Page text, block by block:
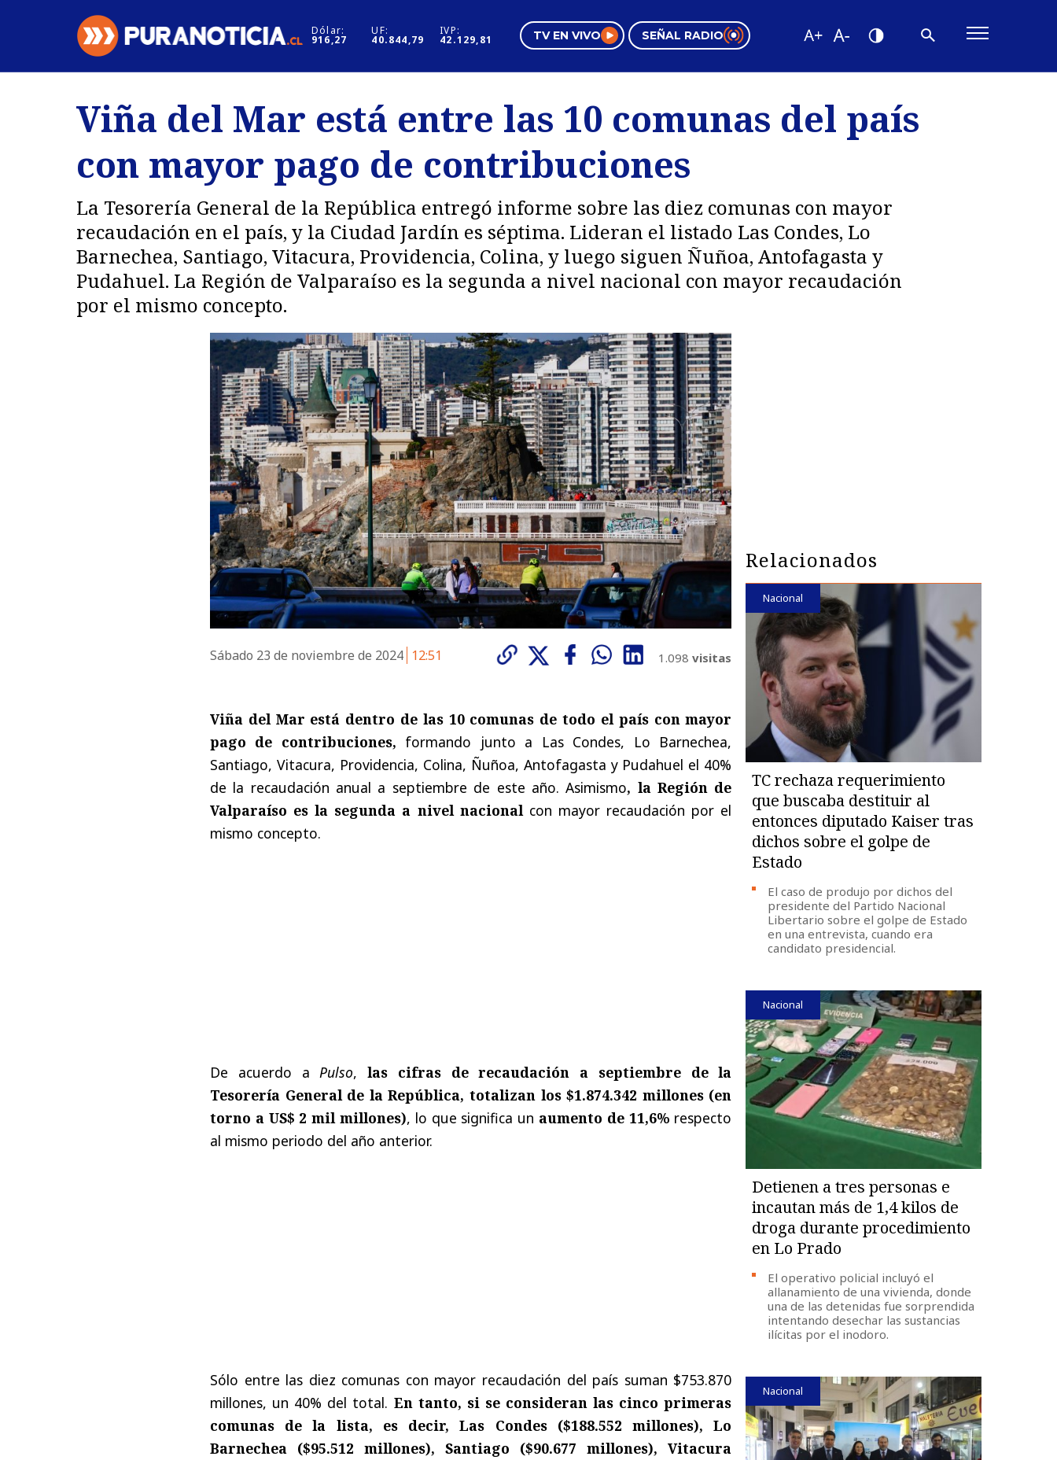
Dólar:
916,27
UF:
40.844,79
IVP:
42.129,81 TV EN VIVO SEÑAL RADIO
Regiones
Deportes
Internacional
Motores
Negocios
Pura Mujer
Tendencias
Videos
Viña del Mar está entre las 10 comunas del país
con mayor pago de contribuciones
La Tesorería General de la República entregó informe sobre las diez comunas con mayor
recaudación en el país, y la Ciudad Jardín es séptima. Lideran el listado Las Condes, Lo
Barnechea, Santiago, Vitacura, Providencia, Colina, y luego siguen Ñuñoa, Antofagasta y
Pudahuel. La Región de Valparaíso es la segunda a nivel nacional con mayor recaudación
por el mismo concepto.
Sábado 23 de noviembre de 2024 12:51 1.098 visitas
Viña del Mar está dentro de las 10 comunas de todo el país con mayor
pago de contribuciones, formando junto a Las Condes, Lo Barnechea,
Santiago, Vitacura, Providencia, Colina, Ñuñoa, Antofagasta y Pudahuel el 40%
de la recaudación anual a septiembre de este año. Asimismo, la Región de
Valparaíso es la segunda a nivel nacionalcon mayor recaudación por el
mismo concepto.
De acuerdo a Pulso,las cifras de recaudación a septiembre de la
Tesorería General de la República, totalizan los $1.874.342 millones (en
torno a US$ 2 mil millones), lo que significa un aumento de 11,6% respecto
al mismo periodo del año anterior.
Sólo entre las diez comunas con mayor recaudación del país suman $753.870
millones, un 40% del total. En tanto, si se consideran las cinco primeras
comunas de la lista, es decir, Las Condes ($188.552 millones), Lo
Barnechea ($95.512 millones), Santiago ($90.677 millones), Vitacura
Relacionados
Nacional
TC rechaza requerimiento
que buscaba destituir al
entonces diputado Kaiser tras
dichos sobre el golpe de
Estado
El caso de produjo por dichos del
presidente del Partido Nacional
Libertario sobre el golpe de Estado
en una entrevista, cuando era
candidato presidencial.
Nacional
Detienen a tres personas e
incautan más de 1,4 kilos de
droga durante procedimiento
en Lo Prado
El operativo policial incluyó el
allanamiento de una vivienda, donde
una de las detenidas fue sorprendida
intentando desechar las sustancias
ilícitas por el inodoro.
Nacional